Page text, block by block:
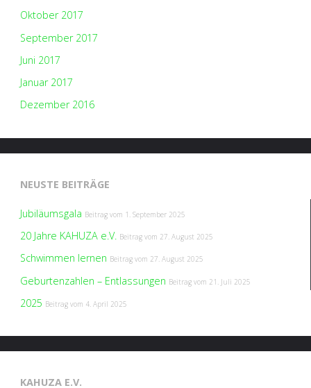
Oktober 2017
September 2017
Juni 2017
Januar 2017
Dezember 2016
NEUSTE BEITRÄGE
Jubiläumsgala Beitrag vom 1. September 2025
20 Jahre KAHUZA e.V. Beitrag vom 27. August 2025
Schwimmen lernen Beitrag vom 27. August 2025
Geburtenzahlen – Entlassungen Beitrag vom 21. Juli 2025
2025 Beitrag vom 4. April 2025
KAHUZA E.V.